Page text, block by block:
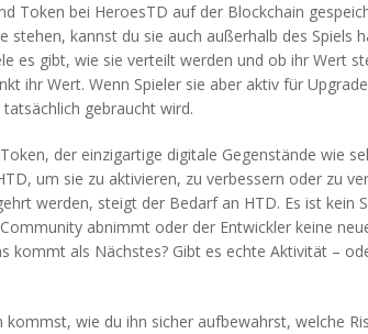
Token bei HeroesTD auf der Blockchain
kannst du sie auch außerhalb des Spiels
es gibt, wie sie verteilt werden und ob ihr Wert
ihr Wert. Wenn Spieler sie aber aktiv für
gebraucht wird.
der einzigartige digitale Gegenstände wie
um sie zu aktivieren, zu verbessern oder zu
werden, steigt der Bedarf an HTD. Es ist kein
abnimmt oder der Entwickler keine
kommt als Nächstes? Gibt es echte Aktivität –
wie du ihn sicher aufbewahrst, welche